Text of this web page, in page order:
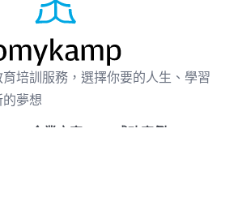
培訓服務，選擇你要的人生、學習
夢想
企業方案 成功案例